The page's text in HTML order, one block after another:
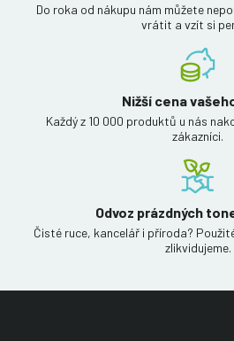
Do roka od nákupu nám můžete
vrátit a vzít si
Nižší cena
Každý z 10 000 produktů u nás
zákazníci.
Odvoz prázdných
Čisté ruce, kancelář i příroda?
zlikvidujeme.